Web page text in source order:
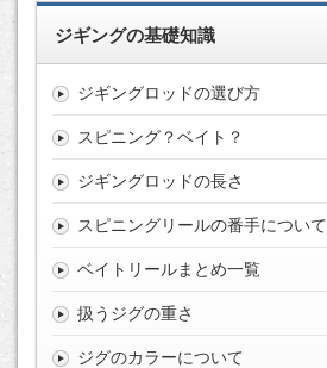
ジギングの基礎知識
ジギングロッドの選び方
スピニング？ベイト？
ジギングロッドの長さ
スピニングリールの番手について
ベイトリールまとめ一覧
扱うジグの重さ
ジグのカラーについて